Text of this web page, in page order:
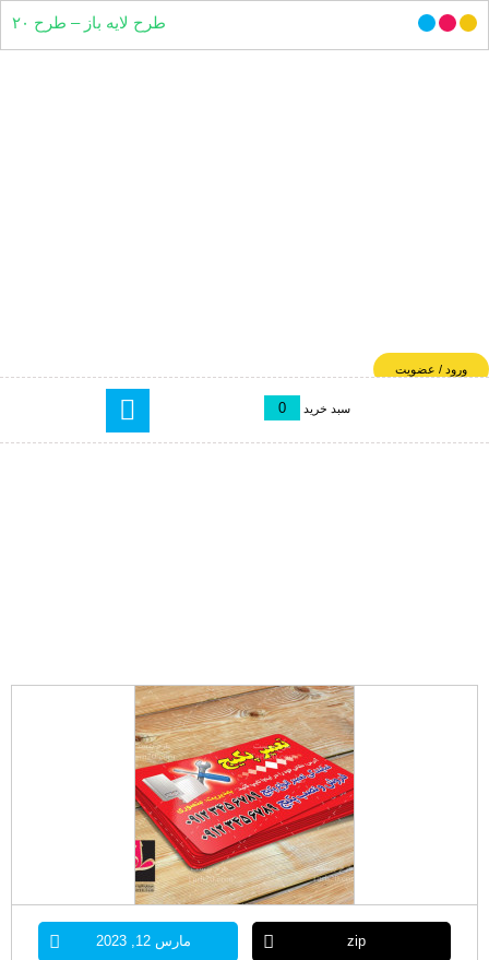
ورود / عضویت
سبد خرید 0
طرح لایه باز – طرح ۲۰
zip مارس 12, 2023